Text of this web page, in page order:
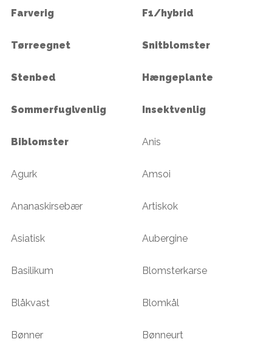
Farverig F1/hybrid
Tørreegnet Snitblomster
Stenbed Hængeplante
Sommerfuglvenlig Insektvenlig
Biblomster Anis
Agurk Amsoi
Ananaskirsebær Artiskok
Asiatisk Aubergine
Basilikum Blomsterkarse
Blåkvast Blomkål
Bønner Bønneurt